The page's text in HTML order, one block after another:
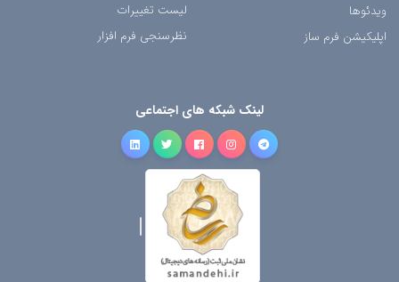
ویدئوها
اپلیکیشن فرم ساز
لیست تغییرات
نظرسنجی فرم افزار
لینک شبکه های اجتماعی